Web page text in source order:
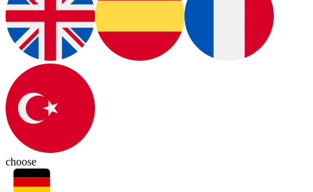
choose